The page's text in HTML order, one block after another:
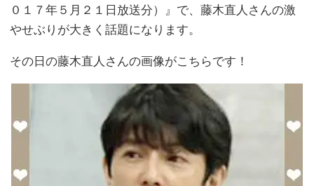
０１７年５月２１日放送分）』で、藤木直人さんの激
やせぶりが大きく話題になります。
その日の藤木直人さんの画像がこちらです！